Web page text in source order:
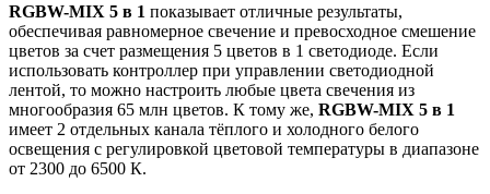
RGBW-MIX 5 в 1 показывает отличные результаты,
обеспечивая равномерное свечение и превосходное смешение
цветов за счет размещения 5 цветов в 1 светодиоде. Если
использовать контроллер при управлении светодиодной
лентой, то можно настроить любые цвета свечения из
многообразия 65 млн цветов. К тому же, RGBW-MIX 5 в 1
имеет 2 отдельных канала тёплого и холодного белого
освещения с регулировкой цветовой температуры в диапазоне
от 2300 до 6500 К.